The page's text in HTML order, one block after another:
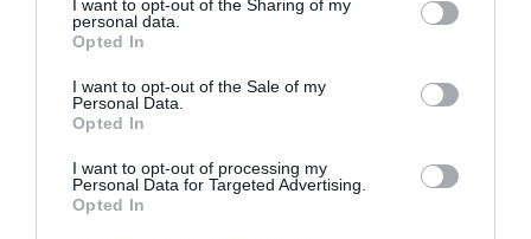
I want to opt-out of the Sharing of my
personal data.
Opted In
I want to opt-out of the Sale of my
Personal Data.
Opted In
I want to opt-out of processing my
Personal Data for Targeted Advertising.
Opted In
prihlásiť